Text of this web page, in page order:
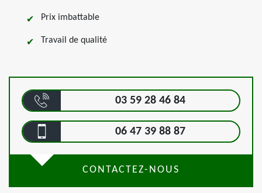
Prix imbattable
Travail de qualité
03 59 28 46 84
06 47 39 88 87
CONTACTEZ-NOUS